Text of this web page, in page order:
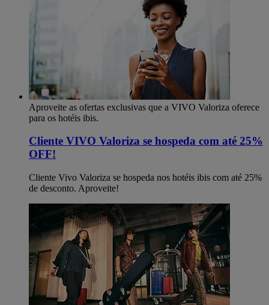
Aproveite as ofertas exclusivas que a VIVO Valoriza oferece
para os hotéis ibis.
Cliente VIVO Valoriza se hospeda com até 25%
OFF!
Cliente Vivo Valoriza se hospeda nos hotéis ibis com até 25%
de desconto. Aproveite!